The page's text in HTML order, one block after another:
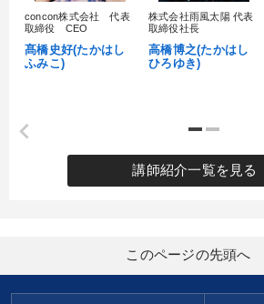
concon株式会社 代表
取締役 CEO
髙橋史好(たかはし
ふみこ)
株式会社雨風太陽 代表
取締役社長
高橋博之(たかはし
ひろゆき)
講師紹介一覧を見る
このページの先頭へ